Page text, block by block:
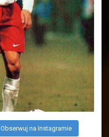
Obserwuj na Instagramie